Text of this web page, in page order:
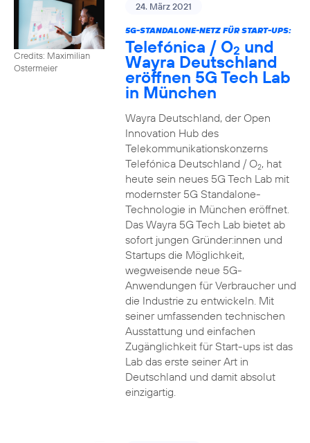
Credits: Maximilian
Ostermeier
24. März 2021
5G-STANDALONE-NETZ FÜR START-UPS:
Telefónica / O2 und
Wayra Deutschland
eröffnen 5G Tech Lab
in München
Wayra Deutschland, der Open
Innovation Hub des
Telekommunikationskonzerns
Telefónica Deutschland / O2, hat
heute sein neues 5G Tech Lab mit
modernster 5G Standalone-
Technologie in München eröffnet.
Das Wayra 5G Tech Lab bietet ab
sofort jungen Gründer:innen und
Startups die Möglichkeit,
wegweisende neue 5G-
Anwendungen für Verbraucher und
die Industrie zu entwickeln. Mit
seiner umfassenden technischen
Ausstattung und einfachen
Zugänglichkeit für Start-ups ist das
Lab das erste seiner Art in
Deutschland und damit absolut
einzigartig.